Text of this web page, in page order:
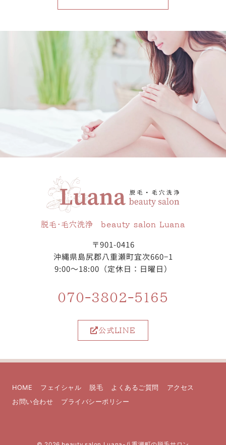
脱毛・毛穴洗浄 beauty salon Luana
〒901-0416
沖縄県島尻郡八重瀬町宜次660−1
9:00～18:00（定休日：日曜日）
070-3802-5165
公式LINE
HOME フェイシャル 脱毛 よくあるご質問
アクセス
お問い合わせ
プライバシーポリシー